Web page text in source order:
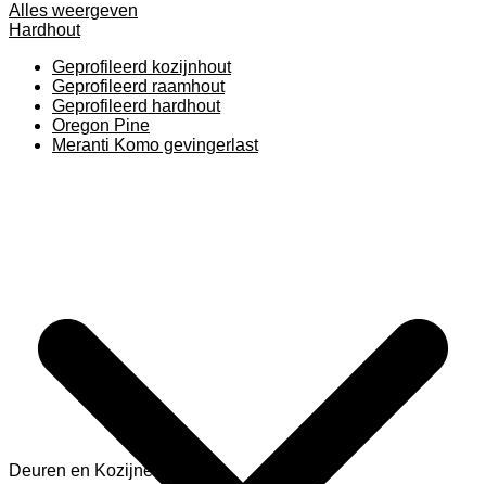
Alles weergeven
Hardhout
Geprofileerd kozijnhout
Geprofileerd raamhout
Geprofileerd hardhout
Oregon Pine
Meranti Komo gevingerlast
Deuren en Kozijnen